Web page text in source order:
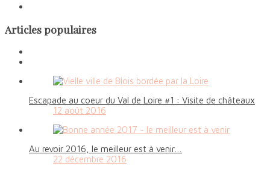
Articles populaires
Escapade au coeur du Val de Loire #1 : Visite de châteaux
12 août 2016
Au revoir 2016, le meilleur est à venir…
22 décembre 2016